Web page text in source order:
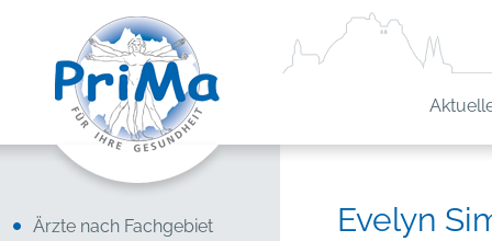
Ärzte nach Fachgebiet Evelyn